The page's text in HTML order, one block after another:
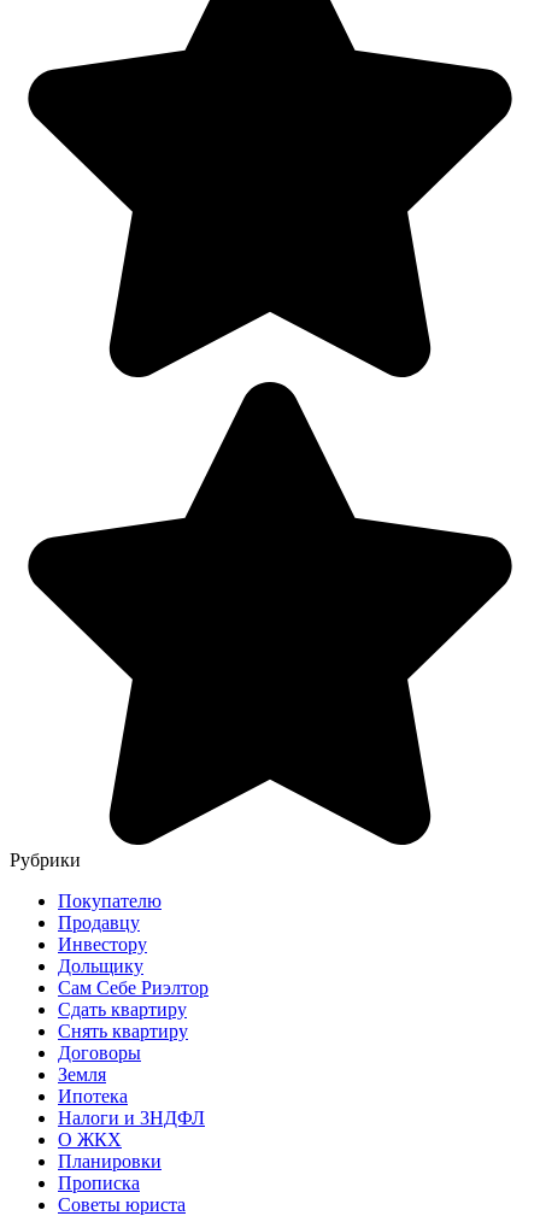
Рубрики
Покупателю
Продавцу
Инвестору
Дольщику
Сам Себе Риэлтор
Сдать квартиру
Снять квартиру
Договоры
Земля
Ипотека
Налоги и 3НДФЛ
О ЖКХ
Планировки
Прописка
Советы юриста